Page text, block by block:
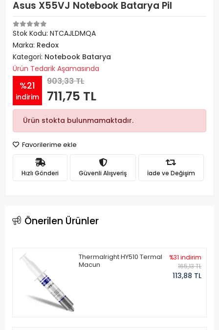
Asus X55VJ Notebook Batarya Pil
Stok Kodu: NTCAJLDMQA
Marka: Redox
Kategori: Notebook Batarya
Ürün Tedarik Aşamasında
%21
indirim
903,33 TL
711,75 TL
Ürün stokta bulunmamaktadır.
Favorilerime ekle
Hızlı Gönderi Güvenli Alışveriş İade ve Değişim
Önerilen Ürünler
Thermalright HY510 Termal
Macun
%31 indirim
165,13 TL
113,88 TL